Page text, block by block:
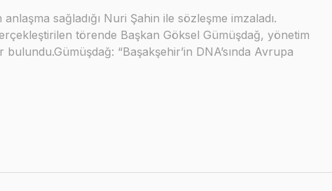
sağladığı Nuri Şahin ile sözleşme imzaladı.
törende Başkan Göksel Gümüşdağ, yönetim
“Başakşehir’in DNA’sında Avrupa